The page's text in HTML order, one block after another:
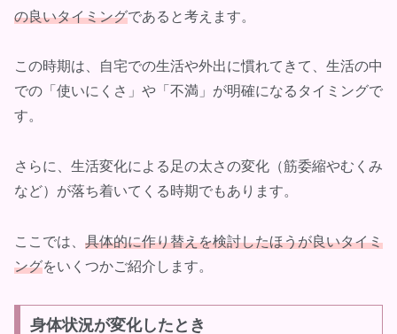
の良いタイミングであると考えます。
この時期は、自宅での生活や外出に慣れてきて、生活の中
での「使いにくさ」や「不満」が明確になるタイミングで
す。
さらに、生活変化による足の太さの変化（筋委縮やむくみ
など）が落ち着いてくる時期でもあります。
ここでは、 具体的に作り替えを検討したほうが良いタイミ
ングをいくつかご紹介します。
身体状況が変化したとき